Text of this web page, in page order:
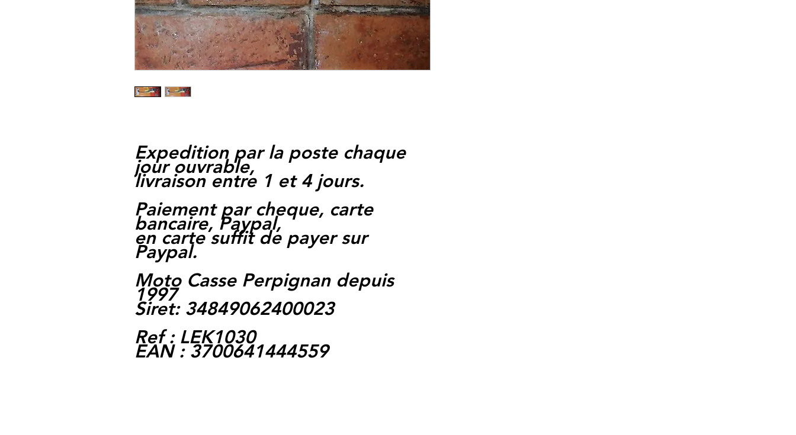
Expedition par la poste chaque
jour ouvrable,
livraison entre 1 et 4 jours.
Paiement par cheque, carte
bancaire, Paypal,
en carte suffit de payer sur
Paypal.
Moto Casse Perpignan depuis
1997
Siret: 34849062400023
Ref : LEK1030
EAN : 3700641444559